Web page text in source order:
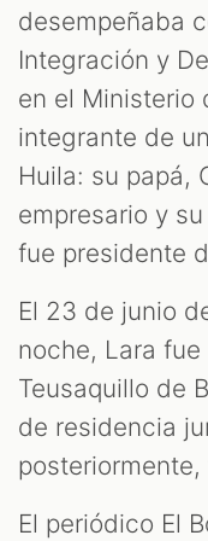
desempeñaba
Integración y
en el Ministerio
integrante de
Huila: su papá,
empresario y
fue presidente
El 23 de junio
noche, Lara
Teusaquillo de
de residencia
El periódico El